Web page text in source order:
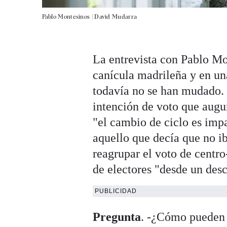
Pablo Montesinos |David Mudarra
La entrevista con Pablo
canícula madrileña y en
todavía no se han
intención de voto que
"el cambio de ciclo es
aquello que decía que no
reagrupar el voto de
de electores "desde un
PUBLICIDAD
Pregunta. -¿Cómo